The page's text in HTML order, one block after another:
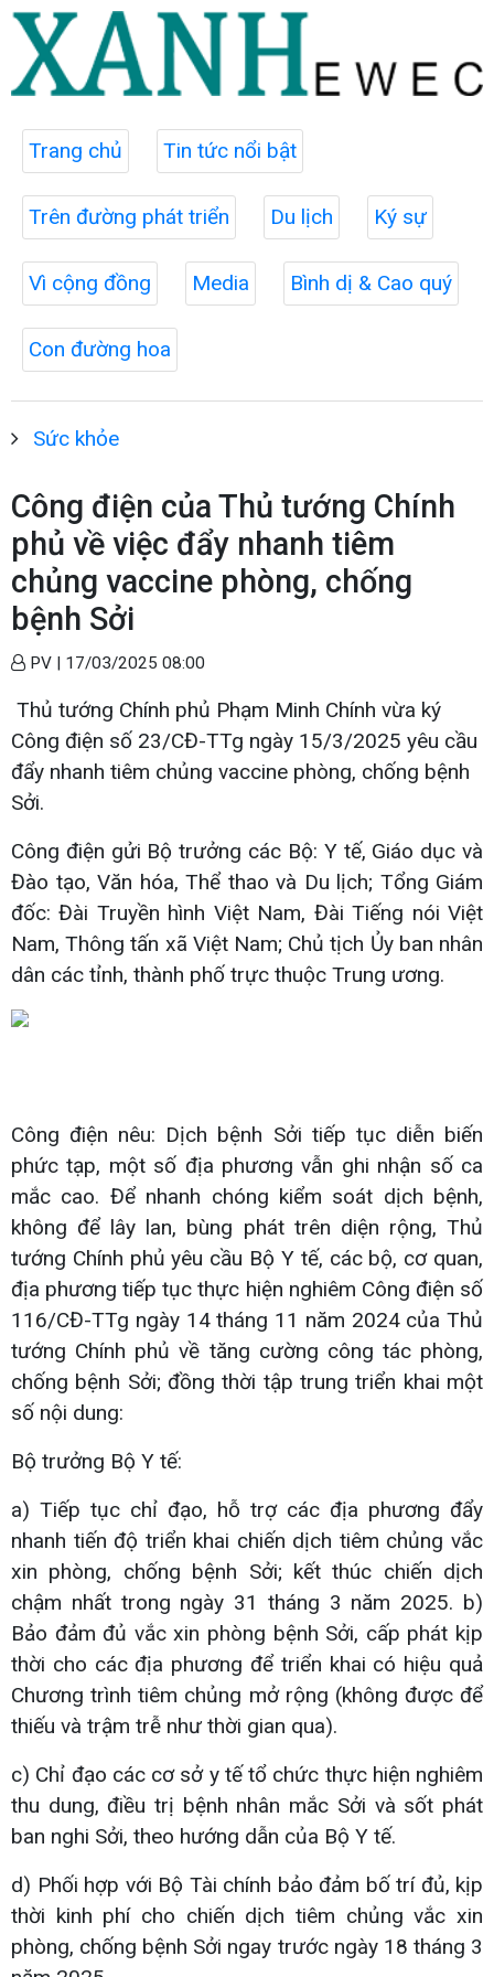
Trang chủ Tin tức nổi bật
Trên đường phát triển Du lịch Ký sự
Vì cộng đồng Media Bình dị & Cao quý
Con đường hoa
Sức khỏe
Công điện của Thủ tướng Chính
phủ về việc đẩy nhanh tiêm
chủng vaccine phòng, chống
bệnh Sởi
PV | 17/03/2025 08:00
Thủ tướng Chính phủ Phạm Minh Chính vừa ký
Công điện số 23/CĐ-TTg ngày 15/3/2025 yêu cầu
đẩy nhanh tiêm chủng vaccine phòng, chống bệnh
Sởi.
Công điện gửi Bộ trưởng các Bộ: Y tế, Giáo dục và
Đào tạo, Văn hóa, Thể thao và Du lịch; Tổng Giám
đốc: Đài Truyền hình Việt Nam, Đài Tiếng nói Việt
Nam, Thông tấn xã Việt Nam; Chủ tịch Ủy ban nhân
dân các tỉnh, thành phố trực thuộc Trung ương.
Công điện nêu: Dịch bệnh Sởi tiếp tục diễn biến
phức tạp, một số địa phương vẫn ghi nhận số ca
mắc cao. Để nhanh chóng kiểm soát dịch bệnh,
không để lây lan, bùng phát trên diện rộng, Thủ
tướng Chính phủ yêu cầu Bộ Y tế, các bộ, cơ quan,
địa phương tiếp tục thực hiện nghiêm Công điện số
116/CĐ-TTg ngày 14 tháng 11 năm 2024 của Thủ
tướng Chính phủ về tăng cường công tác phòng,
chống bệnh Sởi; đồng thời tập trung triển khai một
số nội dung:
Bộ trưởng Bộ Y tế:
a) Tiếp tục chỉ đạo, hỗ trợ các địa phương đẩy
nhanh tiến độ triển khai chiến dịch tiêm chủng vắc
xin phòng, chống bệnh Sởi; kết thúc chiến dịch
chậm nhất trong ngày 31 tháng 3 năm 2025. b)
Bảo đảm đủ vắc xin phòng bệnh Sởi, cấp phát kịp
thời cho các địa phương để triển khai có hiệu quả
Chương trình tiêm chủng mở rộng (không được để
thiếu và trậm trễ như thời gian qua).
c) Chỉ đạo các cơ sở y tế tổ chức thực hiện nghiêm
thu dung, điều trị bệnh nhân mắc Sởi và sốt phát
ban nghi Sởi, theo hướng dẫn của Bộ Y tế.
d) Phối hợp với Bộ Tài chính bảo đảm bố trí đủ, kịp
thời kinh phí cho chiến dịch tiêm chủng vắc xin
phòng, chống bệnh Sởi ngay trước ngày 18 tháng 3